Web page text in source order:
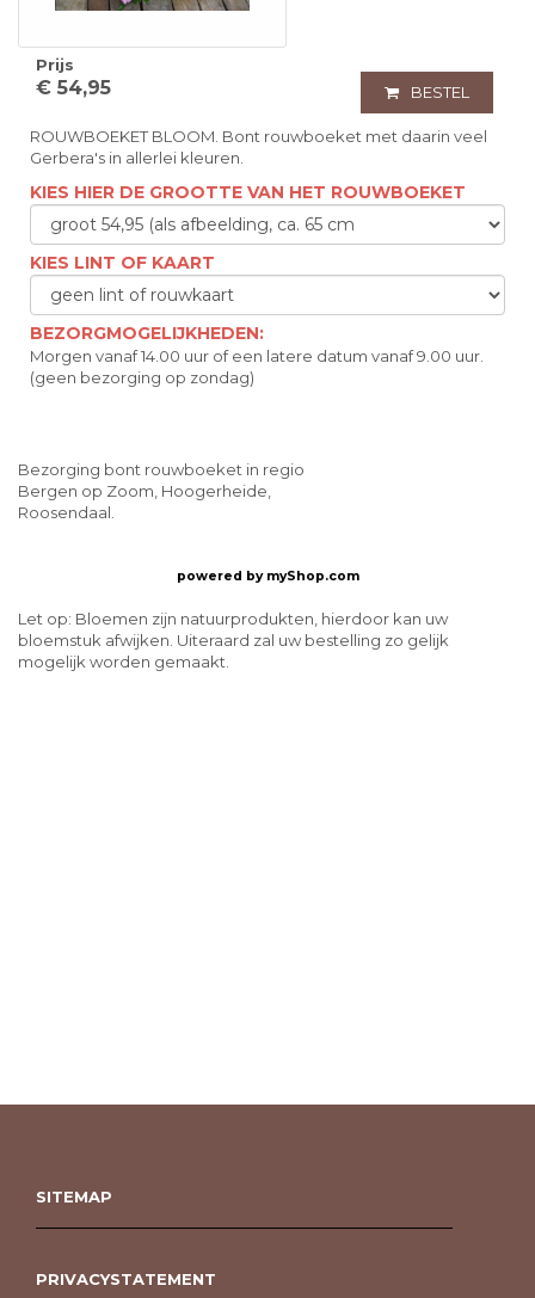
Prijs
€ 54,95 BESTEL
ROUWBOEKET BLOOM. Bont rouwboeket met daarin veel
Gerbera's in allerlei kleuren.
KIES HIER DE GROOTTE VAN HET ROUWBOEKET
KIES LINT OF KAART
BEZORGMOGELIJKHEDEN:
Morgen vanaf 14.00 uur of een latere datum vanaf 9.00 uur.
(geen bezorging op zondag)
Bezorging bont rouwboeket in regio
Bergen op Zoom, Hoogerheide,
Roosendaal.
powered by myShop.com
Let op: Bloemen zijn natuurprodukten, hierdoor kan uw
bloemstuk afwijken. Uiteraard zal uw bestelling zo gelijk
mogelijk worden gemaakt.
SITEMAP
PRIVACYSTATEMENT